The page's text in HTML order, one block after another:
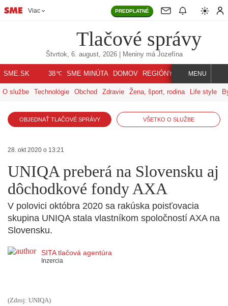
Viac PREDPLATNÉ
Tlačové správy
Štvrtok, 6. august, 2026| Meniny má Jozefína
SME.SK 38℃ SME MINÚTA DOMOV REGIÓNY INDEX SVET
MENU
O službe Technológie Obchod Zdravie Žena, šport, rodina Life style
OBJEDNAŤ TLAČOVÉ SPRÁVY VŠETKO O SLUŽBE
28. okt 2020 o 13:21
UNIQA preberá na Slovensku aj
dôchodkové fondy AXA
V polovici októbra 2020 sa rakúska poisťovacia
skupina UNIQA stala vlastníkom spoločností AXA na
Slovensku.
SITA tlačová agentúra
Inzercia
(Zdroj: UNIQA)